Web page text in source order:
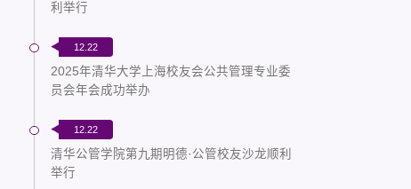
利举行
12.22
2025年清华大学上海校友会公共管理专业委
员会年会成功举办
12.22
清华公管学院第九期明德·公管校友沙龙顺利
举行